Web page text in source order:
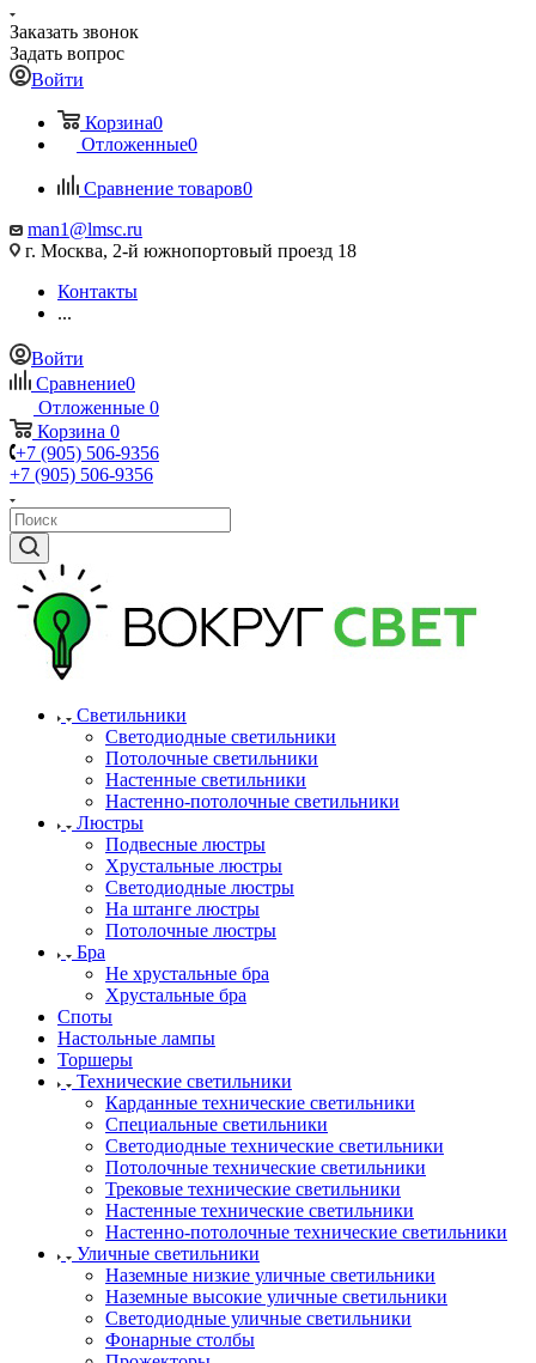
Заказать звонок
Задать вопрос
Войти
Корзина0
Отложенные0
Сравнение товаров0
man1@lmsc.ru
г. Москва, 2-й южнопортовый проезд 18
Контакты
...
Войти
Сравнение0
Отложенные 0
Корзина 0
+7 (905) 506-9356
+7 (905) 506-9356
Светильники
Светодиодные светильники
Потолочные светильники
Настенные светильники
Настенно-потолочные светильники
Люстры
Подвесные люстры
Хрустальные люстры
Светодиодные люстры
На штанге люстры
Потолочные люстры
Бра
Не хрустальные бра
Хрустальные бра
Споты
Настольные лампы
Торшеры
Технические светильники
Карданные технические светильники
Специальные светильники
Светодиодные технические светильники
Потолочные технические светильники
Трековые технические светильники
Настенные технические светильники
Настенно-потолочные технические светильники
Уличные светильники
Наземные низкие уличные светильники
Наземные высокие уличные светильники
Светодиодные уличные светильники
Фонарные столбы